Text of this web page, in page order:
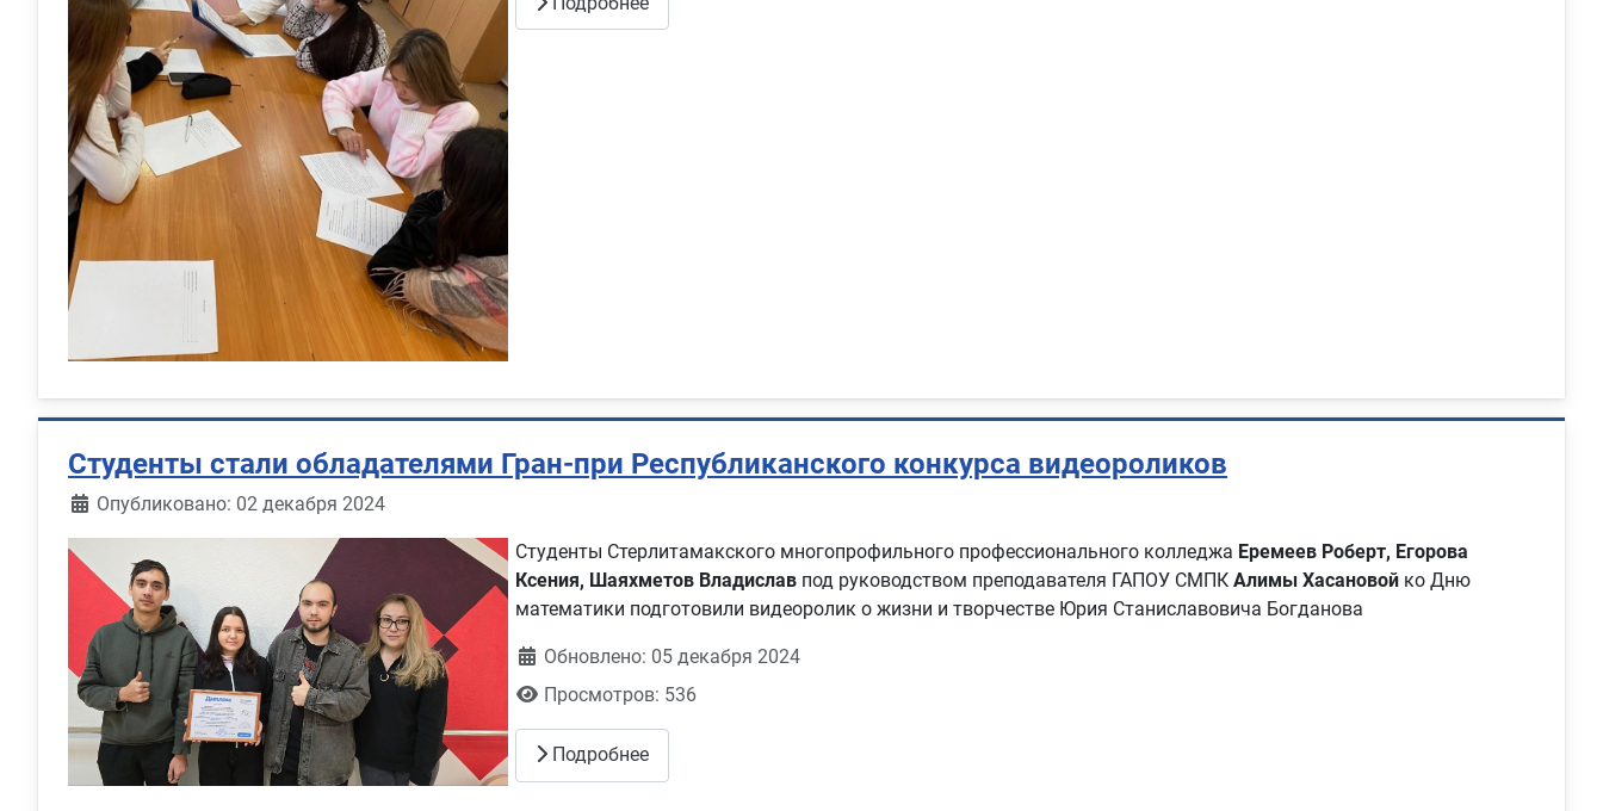
Студенты стали обладателями Гран-при Республиканского конкурса видеороликов
Информация о материале
Опубликовано: 02 декабря 2024
Студенты Стерлитамакского многопрофильного профессионального колледжа Еремеев Роберт, Егорова
Ксения, Шаяхметов Владислав под руководством преподавателя ГАПОУ СМПКАлимы Хасановой ко Дню
математики подготовили видеоролик о жизни и творчестве Юрия Станиславовича Богданова
Обновлено: 05 декабря 2024
Просмотров: 536
Подробнее